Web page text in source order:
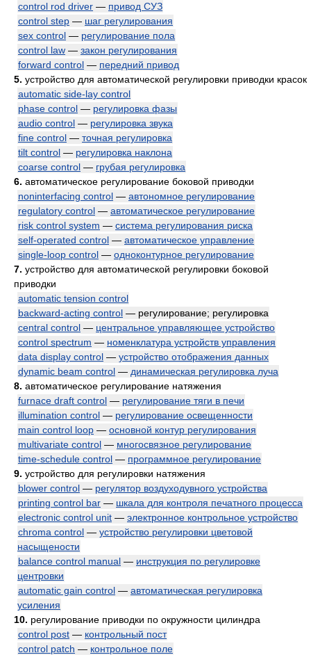
control rod driver — привод СУЗ
control step — шаг регулирования
sex control — регулирование пола
control law — закон регулирования
forward control — передний привод
5. устройство для автоматической регулировки приводки красок
automatic side-lay control
phase control — регулировка фазы
audio control — регулировка звука
fine control — точная регулировка
tilt control — регулировка наклона
coarse control — грубая регулировка
6. автоматическое регулирование боковой приводки
noninterfacing control — автономное регулирование
regulatory control — автоматическое регулирование
risk control system — система регулирования риска
self-operated control — автоматическое управление
single-loop control — одноконтурное регулирование
7. устройство для автоматической регулировки боковой
приводки
automatic tension control
backward-acting control — регулирование; регулировка
central control — центральное управляющее устройство
control spectrum — номенклатура устройств управления
data display control — устройство отображения данных
dynamic beam control — динамическая регулировка луча
8. автоматическое регулирование натяжения
furnace draft control — регулирование тяги в печи
illumination control — регулирование освещенности
main control loop — основной контур регулирования
multivariate control — многосвязное регулирование
time-schedule control — программное регулирование
9. устройство для регулировки натяжения
blower control — регулятор воздуходувного устройства
printing control bar — шкала для контроля печатного процесса
electronic control unit — электронное контрольное устройство
chroma control — устройство регулировки цветовой
насыщености
balance control manual — инструкция по регулировке
центровки
automatic gain control — автоматическая регулировка
усиления
10. регулирование приводки по окружности цилиндра
control post — контрольный пост
control patch — контрольное поле